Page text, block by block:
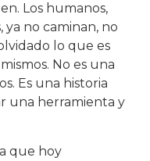
Los humanos,
ya no caminan, no
lo que es
No es una
Es una historia
una herramienta y
que hoy